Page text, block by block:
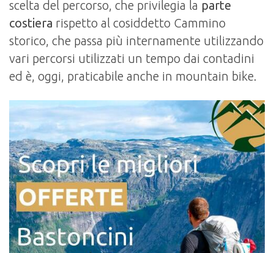
scelta del percorso, che privilegia la parte
costiera rispetto al cosiddetto Cammino
storico, che passa più internamente utilizzando
vari percorsi utilizzati un tempo dai contadini
ed è, oggi, praticabile anche in mountain bike.